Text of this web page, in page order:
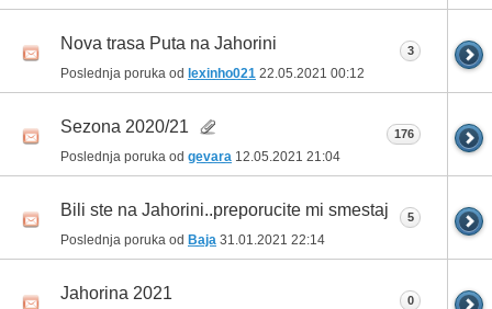
Nova trasa Puta na Jahorini
Poslednja poruka od lexinho021 22.05.2021 00:12
3
Sezona 2020/21
Poslednja poruka od gevara 12.05.2021 21:04
176
Bili ste na Jahorini..preporucite mi smestaj
Poslednja poruka od Baja 31.01.2021 22:14
5
Jahorina 2021 0